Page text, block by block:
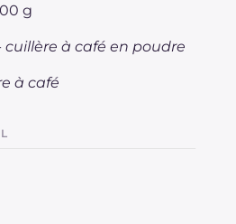
g
cuillère à café en poudre
à café